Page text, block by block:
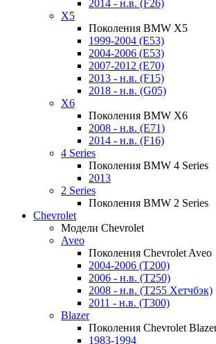
2014 - н.в. (F26)
X5
Поколения BMW X5
1999-2004 (E53)
2004-2006 (E53)
2007-2012 (E70)
2013 - н.в. (F15)
2018 - н.в. (G05)
X6
Поколения BMW X6
2008 - н.в. (E71)
2014 - н.в. (F16)
4 Series
Поколения BMW 4 Series
2013
2 Series
Поколения BMW 2 Series
Chevrolet
Модели Chevrolet
Aveo
Поколения Chevrolet Aveo
2004-2006 (T200)
2006 - н.в. (T250)
2008 - н.в. (T255 Хетчбэк)
2011 - н.в. (Т300)
Blazer
Поколения Chevrolet
1983-1994